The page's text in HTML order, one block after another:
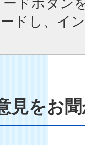
ドし、イ
見をお